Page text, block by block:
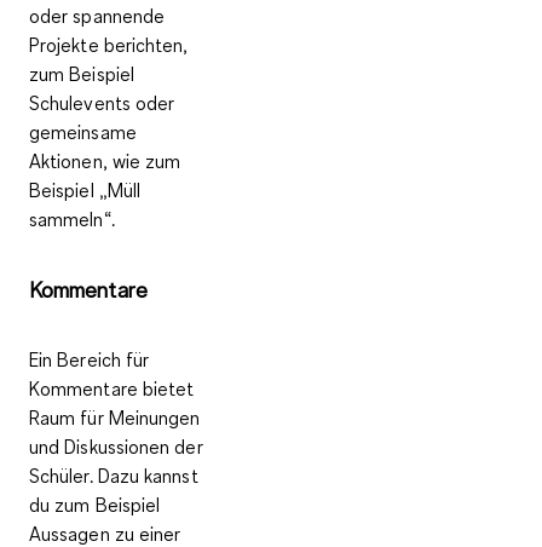
oder spannende
Projekte berichten,
zum Beispiel
Schulevents oder
gemeinsame
Aktionen, wie zum
Beispiel „Müll
sammeln“.
Kommentare
Ein Bereich für
Kommentare bietet
Raum für Meinungen
und Diskussionender
Schüler. Dazu kannst
du zum Beispiel
Aussagen zu einer